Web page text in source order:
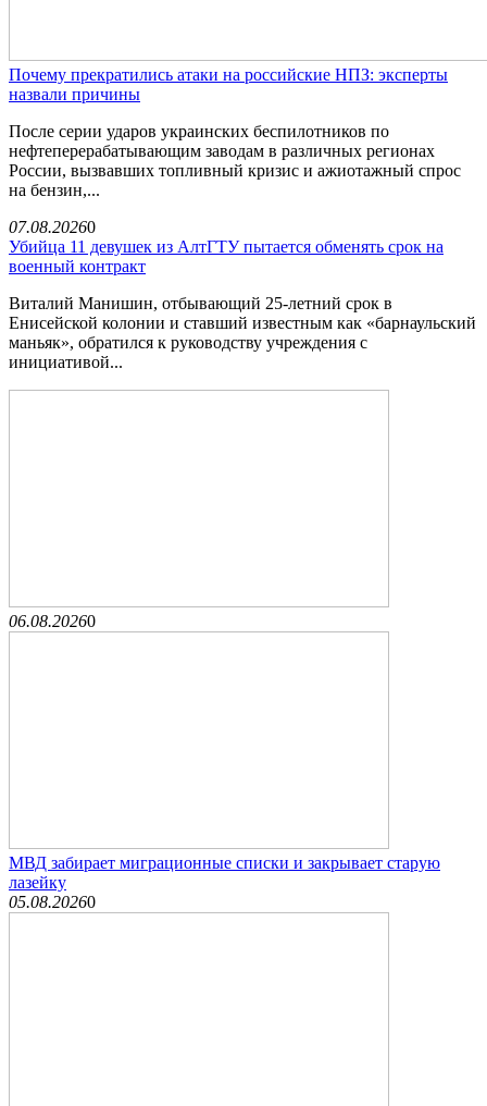
Почему прекратились атаки на российские НПЗ: эксперты
назвали причины
После серии ударов украинских беспилотников по
нефтеперерабатывающим заводам в различных регионах
России, вызвавших топливный кризис и ажиотажный спрос
на бензин,...
07.08.20260
Убийца 11 девушек из АлтГТУ пытается обменять срок на
военный контракт
Виталий Манишин, отбывающий 25-летний срок в
Енисейской колонии и ставший известным как «барнаульский
маньяк», обратился к руководству учреждения с
инициативой...
06.08.20260
МВД забирает миграционные списки и закрывает старую
лазейку
05.08.20260